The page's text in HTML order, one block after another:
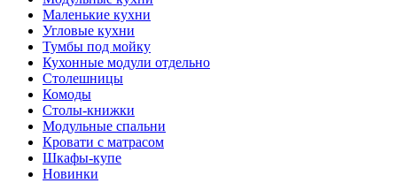
Маленькие кухни
Угловые кухни
Тумбы под мойку
Кухонные модули отдельно
Столешницы
Комоды
Столы-книжки
Модульные спальни
Кровати с матрасом
Шкафы-купе
Новинки